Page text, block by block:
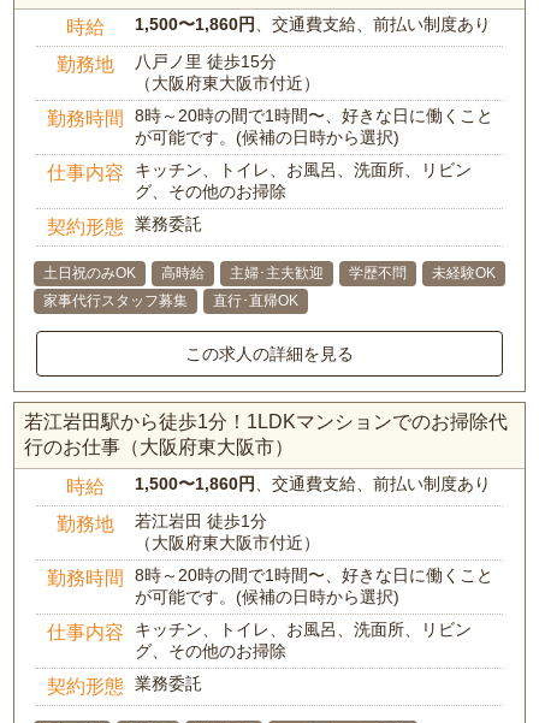
時給 1,500〜1,860円、交通費支給、前払い制度あり
勤務地
八戸ノ里 徒歩15分
（大阪府東大阪市付近）
勤務時間
8時～20時の間で1時間〜、好きな日に働くこと
が可能です。(候補の日時から選択)
仕事内容
キッチン、トイレ、お風呂、洗面所、リビン
グ、その他のお掃除
契約形態 業務委託
土日祝のみOK 高時給 主婦･主夫歓迎 学歴不問
未経験OK
家事代行スタッフ募集
直行･直帰OK
この求人の詳細を見る
若江岩田駅から徒歩1分！1LDKマンションでのお掃除代
行のお仕事（大阪府東大阪市）
時給 1,500〜1,860円、交通費支給、前払い制度あり
勤務地
若江岩田 徒歩1分
（大阪府東大阪市付近）
勤務時間
8時～20時の間で1時間〜、好きな日に働くこと
が可能です。(候補の日時から選択)
仕事内容
キッチン、トイレ、お風呂、洗面所、リビン
グ、その他のお掃除
契約形態 業務委託